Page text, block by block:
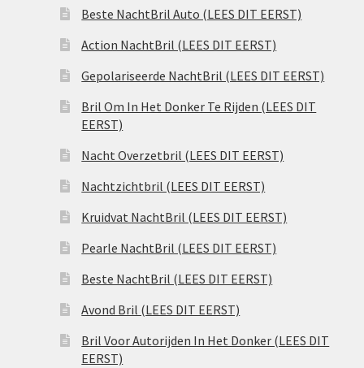
Beste NachtBril Auto (LEES DIT EERST)
Action NachtBril (LEES DIT EERST)
Gepolariseerde NachtBril (LEES DIT EERST)
Bril Om In Het Donker Te Rijden (LEES DIT
EERST)
Nacht Overzetbril (LEES DIT EERST)
Nachtzichtbril (LEES DIT EERST)
Kruidvat NachtBril (LEES DIT EERST)
Pearle NachtBril (LEES DIT EERST)
Beste NachtBril (LEES DIT EERST)
Avond Bril (LEES DIT EERST)
Bril Voor Autorijden In Het Donker (LEES DIT
EERST)